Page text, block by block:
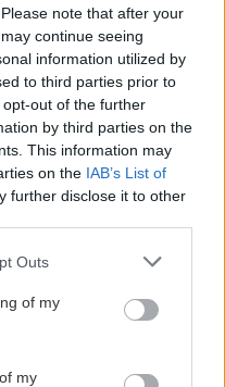
note that after your
continue seeing
information utilized by
to third parties prior to
out of the further
by third parties on the
This information may
on the IAB’s List of
further disclose it to other
one or more Google
You may click to
its third-party tags to
in below Google
Outs
of my
my
μπαρ ανάμεσα στα
Από ‘δω το
με σούπερ
από τη θάλασσα και
πίνακες
για να τα
γούστο – και αρκετά
βγάζουν και
φρούτα και
τα κοκτέιλ από